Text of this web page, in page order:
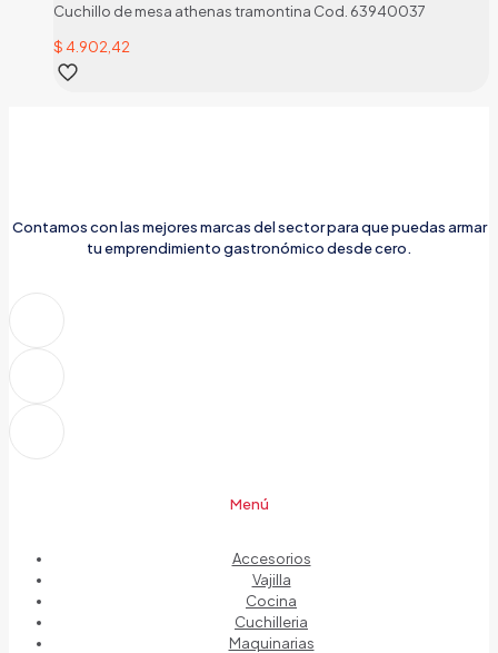
Cuchillo de mesa athenas tramontina Cod. 63940037
$ 4.902,42
Contamos con las mejores marcas del sector para que puedas armar
tu emprendimiento gastronómico desde cero.
Menú
Accesorios
Vajilla
Cocina
Cuchilleria
Maquinarias